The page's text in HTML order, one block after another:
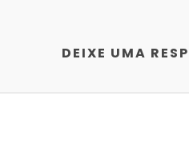
DEIXE UMA